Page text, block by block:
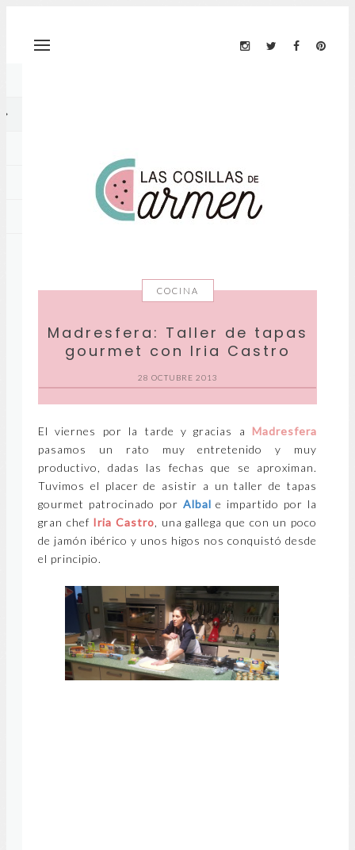
COCINA
Madresfera: Taller de tapas
gourmet con Iria Castro
28 OCTUBRE 2013
El viernes por la tarde y gracias a Madresfera
pasamos un rato muy entretenido y muy
productivo, dadas las fechas que se aproximan.
Tuvimos el placer de asistir a un taller de tapas
gourmet patrocinado por Albal e impartido por la
gran chef Iria Castro, una gallega que con un poco
de jamón ibérico y unos higos nos conquistó desde
el principio.